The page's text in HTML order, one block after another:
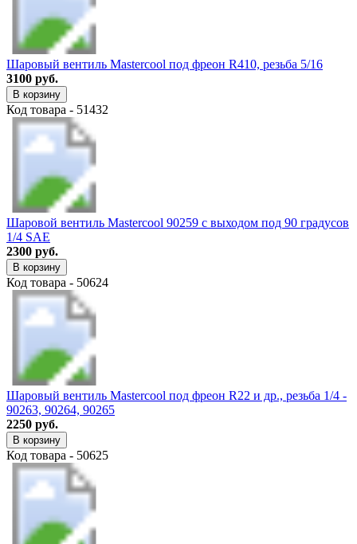
Шаровый вентиль Mastercool под фреон R410, резьба 5/16
3100 руб.
В корзину
Код товара - 51432
Шаровой вентиль Mastercool 90259 с выходом под 90 градусов
1/4 SAE
2300 руб.
В корзину
Код товара - 50624
Шаровый вентиль Mastercool под фреон R22 и др., резьба 1/4 -
90263, 90264, 90265
2250 руб.
В корзину
Код товара - 50625